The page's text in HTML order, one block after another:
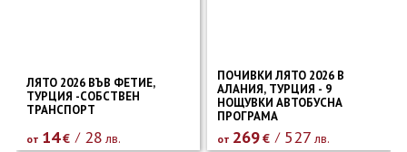
ЛЯТО 2026 ВЪВ ФЕТИЕ,
ТУРЦИЯ -СОБСТВЕН
ТРАНСПОРТ
от 14€ 28 лв.
ПОЧИВКИ ЛЯТО 2026 В
АЛАНИЯ, ТУРЦИЯ - 9
НОЩУВКИ АВТОБУСНА
ПРОГРАМА
от 269€ 527 лв.